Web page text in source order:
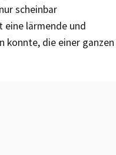
scheinbar
lärmende und
konnte, die einer ganzen